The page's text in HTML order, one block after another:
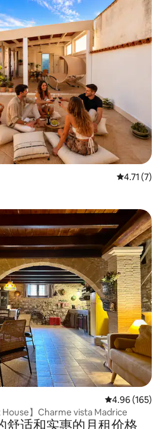
平均评分
4.71 (7)
平均评分 4.96
4.96 (165)
House】Charme vista Madrice
舒适和实惠的月租价格